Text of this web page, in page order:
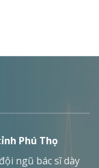
Phú Thọ
ngũ bác sĩ dày